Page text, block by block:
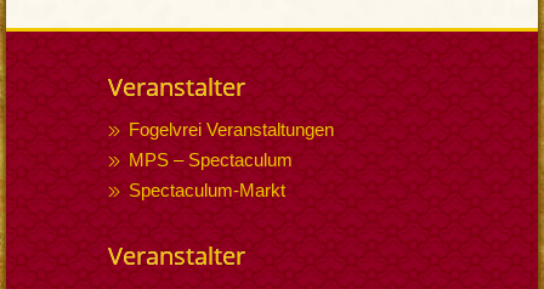
Veranstalter
Fogelvrei Veranstaltungen
MPS – Spectaculum
Spectaculum-Markt
Veranstalter